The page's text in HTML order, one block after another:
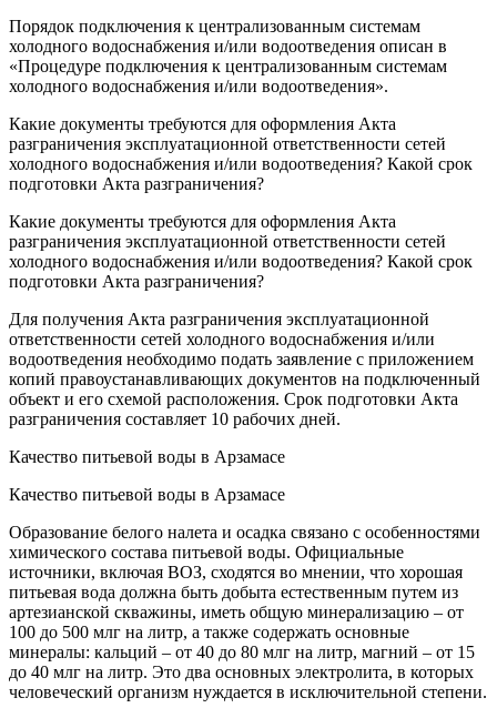
Порядок подключения к централизованным системам
холодного водоснабжения и/или водоотведения описан в
«Процедуре подключения к централизованным системам
холодного водоснабжения и/или водоотведения».
Какие документы требуются для оформления Акта
разграничения эксплуатационной ответственности сетей
холодного водоснабжения и/или водоотведения? Какой срок
подготовки Акта разграничения?
Какие документы требуются для оформления Акта
разграничения эксплуатационной ответственности сетей
холодного водоснабжения и/или водоотведения? Какой срок
подготовки Акта разграничения?
Для получения Акта разграничения эксплуатационной
ответственности сетей холодного водоснабжения и/или
водоотведения необходимо подать заявление с приложением
копий правоустанавливающих документов на подключенный
объект и его схемой расположения. Срок подготовки Акта
разграничения составляет 10 рабочих дней.
Качество питьевой воды в Арзамасе
Качество питьевой воды в Арзамасе
Образование белого налета и осадка связано с особенностями
химического состава питьевой воды. Официальные
источники, включая ВОЗ, сходятся во мнении, что хорошая
питьевая вода должна быть добыта естественным путем из
артезианской скважины, иметь общую минерализацию – от
100 до 500 млг на литр, а также содержать основные
минералы: кальций – от 40 до 80 млг на литр, магний – от 15
до 40 млг на литр. Это два основных электролита, в которых
человеческий организм нуждается в исключительной степени.